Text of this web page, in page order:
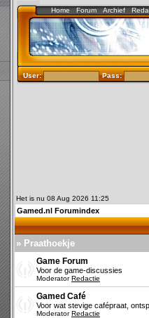
Home Forum Archief
User: Pass:
Het is nu 08 Aug 2026 11:25
Gamed.nl Forumindex
» Praathoekje
Game Forum
Voor de game-discussies
ModeratorRedactie
Gamed Café
Voor wat stevige cafépraat,
ModeratorRedactie